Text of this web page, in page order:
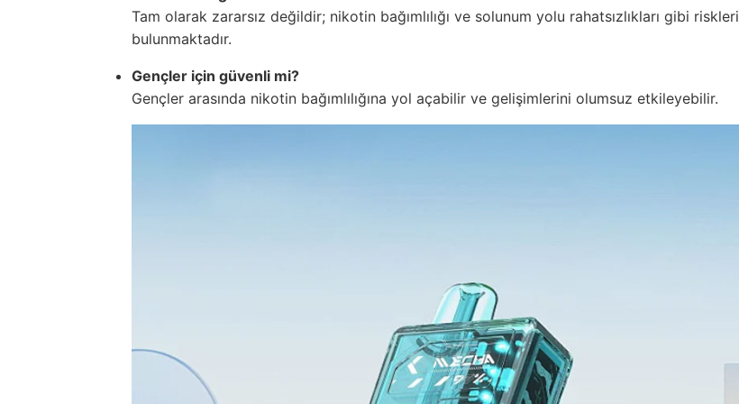
Tam olarak zararsız değildir; nikotin bağımlılığı ve solunum yolu rahatsızlıkları gibi riskleri
bulunmaktadır.
Gençler için güvenli mi?
Gençler arasında nikotin bağımlılığına yol açabilir ve gelişimlerini olumsuz etkileyebilir.